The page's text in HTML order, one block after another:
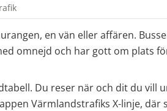
en vän eller affären.
omnejd och har gott om plats
Du reser när och dit du vill
Värmlandstrafiks X-linje, där